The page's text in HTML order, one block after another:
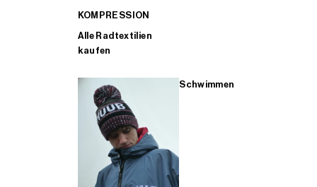
KOMPRESSION
Alle Radtextilien
kaufen
Schwimmen